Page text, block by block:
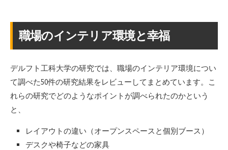
職場のインテリア環境と幸福
デルフト工科大学の研究では、職場のインテリア環境につい
て調べた50件の研究結果をレビューしてまとめています。こ
れらの研究でどのようなポイントが調べられたのかという
と、
レイアウトの違い（オープンスペースと個別ブース）
デスクや椅子などの家具